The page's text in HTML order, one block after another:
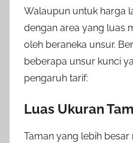
Walaupun untuk harga
dengan area yang luas
oleh beraneka unsur.
beberapa unsur kunci
pengaruh tarif:
Luas Ukuran
Taman yang lebih